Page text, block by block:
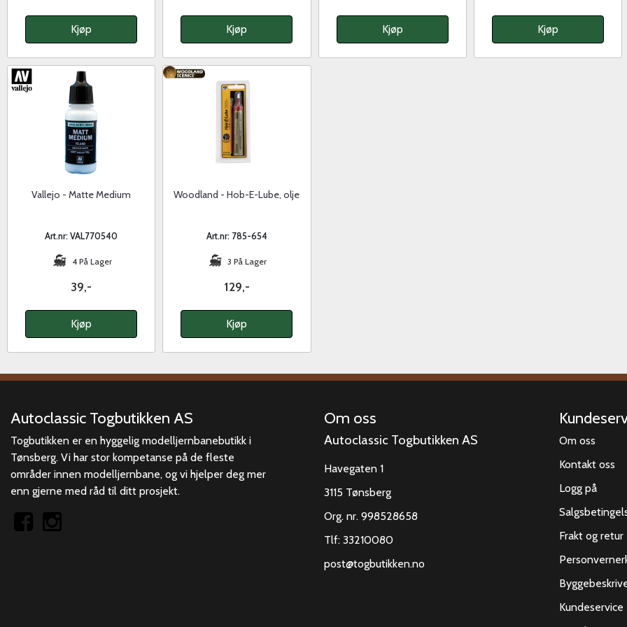
Kjøp Kjøp Kjøp Kjøp
Vallejo - Matte Medium
Art.nr: VAL770540
4 På Lager
39,-
Kjøp
Woodland - Hob-E-Lube, olje
Art.nr: 785-654
3 På Lager
129,-
Kjøp
Autoclassic Togbutikken AS
Togbutikken er en hyggelig modelljernbanebutikk i
Tønsberg. Vi har stor kompetanse på de fleste
områder innen modelljernbane, og vi hjelper deg mer
enn gjerne med råd til ditt prosjekt.
Om oss
Autoclassic Togbutikken AS
Havegaten 1
3115 Tønsberg
Org. nr. 998528658
Tlf: 33210080
post@togbutikken.no
Om oss
Kontakt oss
Logg på
Frakt og retur
Kundeservice